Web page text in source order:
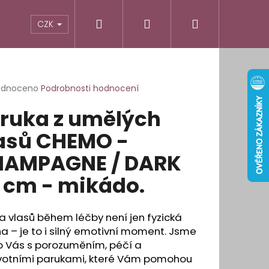
Hodnocení obchodu Informace pro vás
CZK Přihlášení
Podrobnosti hodnocení
z umělých
CHEMO -
/ DARK
cm - mikádo.
vlasů během léčby není jen fyzická
– je to i silný emotivní moment. Jsme
Vás s porozuměním, péčí a
parukami, které Vám pomohou
OBLOUKOVÉ LEPÍCÍ